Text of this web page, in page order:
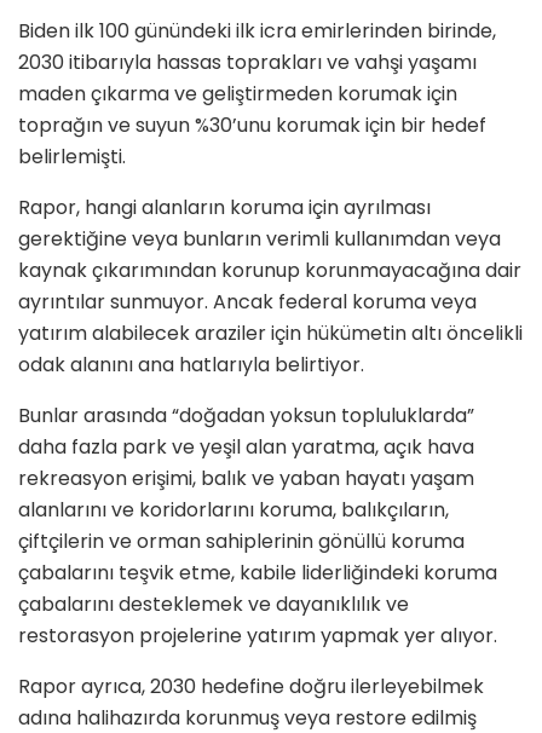
Biden ilk 100 günündeki ilk icra emirlerinden birinde,
2030 itibarıyla hassas toprakları ve vahşi yaşamı
maden çıkarma ve geliştirmeden korumak için
toprağın ve suyun %30’unu korumak için bir hedef
belirlemişti.
Rapor, hangi alanların koruma için ayrılması
gerektiğine veya bunların verimli kullanımdan veya
kaynak çıkarımından korunup korunmayacağına dair
ayrıntılar sunmuyor. Ancak federal koruma veya
yatırım alabilecek araziler için hükümetin altı öncelikli
odak alanını ana hatlarıyla belirtiyor.
Bunlar arasında “doğadan yoksun topluluklarda”
daha fazla park ve yeşil alan yaratma, açık hava
rekreasyon erişimi, balık ve yaban hayatı yaşam
alanlarını ve koridorlarını koruma, balıkçıların,
çiftçilerin ve orman sahiplerinin gönüllü koruma
çabalarını teşvik etme, kabile liderliğindeki koruma
çabalarını desteklemek ve dayanıklılık ve
restorasyon projelerine yatırım yapmak yer alıyor.
Rapor ayrıca, 2030 hedefine doğru ilerleyebilmek
adına halihazırda korunmuş veya restore edilmiş